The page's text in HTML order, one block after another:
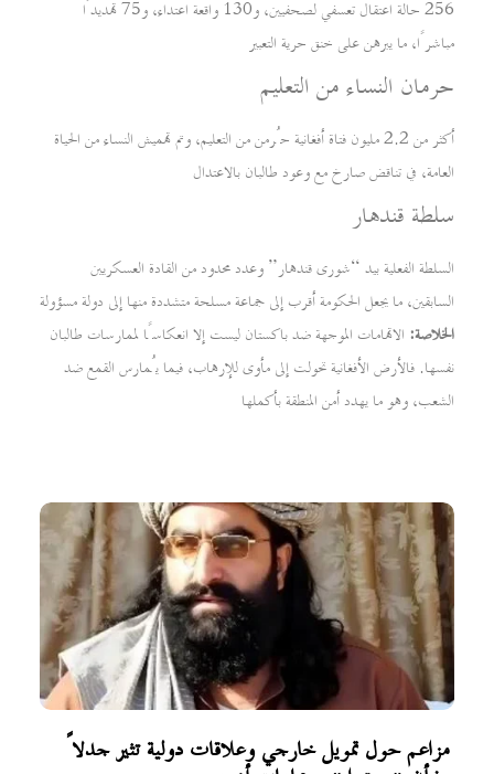
مزاعم حول تمويل خارجي وعلاقات دولية تثير جدلاً
256 حالة اعتقال تعسفي لصحفيين، و130 واقعة اعتداء، و75 تهديدًا
مباشرًا، ما يبرهن على خنق حرية التعبير
حرمان النساء من التعليم
أكثر من 2.2 مليون فتاة أفغانية حُرمن من التعليم، وتم تهميش النساء من الحياة
العامة، في تناقض صارخ مع وعود طالبان بالاعتدال
سلطة قندهار
السلطة الفعلية بيد “شورى قندهار” وعدد محدود من القادة العسكريين
السابقين، ما يجعل الحكومة أقرب إلى جماعة مسلحة متشددة منها إلى دولة مسؤولة
الخلاصة: الاتهامات الموجهة ضد باكستان ليست إلا انعكاسًا لممارسات طالبان
نفسها. فالأرض الأفغانية تحولت إلى مأوى للإرهاب، فيما يُمارس القمع ضد
الشعب، وهو ما يهدد أمن المنطقة بأكملها